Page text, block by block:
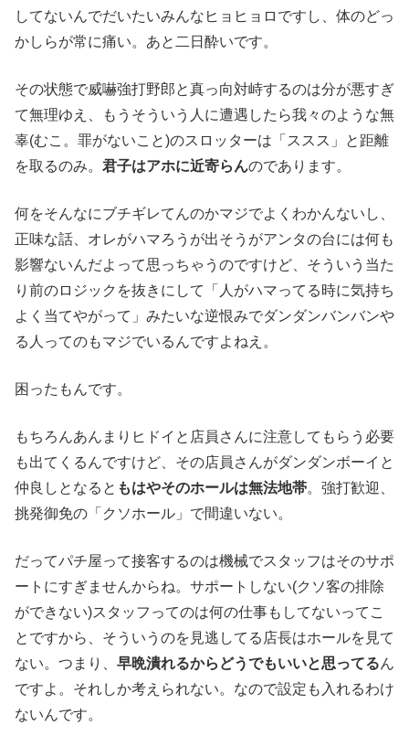
してないんでだいたいみんなヒョヒョロですし、体のどっ
かしらが常に痛い。あと二日酔いです。
その状態で威嚇強打野郎と真っ向対峙するのは分が悪すぎ
て無理ゆえ、もうそういう人に遭遇したら我々のような無
辜(むこ。罪がないこと)のスロッターは「ススス」と距離
を取るのみ。 君子はアホに近寄らんのであります。
何をそんなにブチギレてんのかマジでよくわかんないし、
正味な話、オレがハマろうが出そうがアンタの台には何も
影響ないんだよって思っちゃうのですけど、そういう当た
り前のロジックを抜きにして「人がハマってる時に気持ち
よく当てやがって」みたいな逆恨みでダンダンバンバンや
る人ってのもマジでいるんですよねえ。
困ったもんです。
もちろんあんまりヒドイと店員さんに注意してもらう必要
も出てくるんですけど、その店員さんがダンダンボーイと
仲良しとなると もはやそのホールは無法地帯。強打歓迎、
挑発御免の「クソホール」で間違いない。
だってパチ屋って接客するのは機械でスタッフはそのサポ
ートにすぎませんからね。サポートしない(クソ客の排除
ができない)スタッフってのは何の仕事もしてないってこ
とですから、そういうのを見逃してる店長はホールを見て
ない。つまり、 早晩潰れるからどうでもいいと思ってるん
ですよ。それしか考えられない。なので設定も入れるわけ
ないんです。